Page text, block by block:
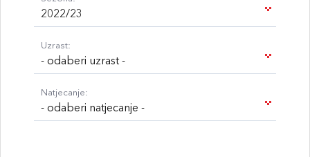
2022/23
Uzrast:
- odaberi uzrast -
Natjecanje:
- odaberi natjecanje -